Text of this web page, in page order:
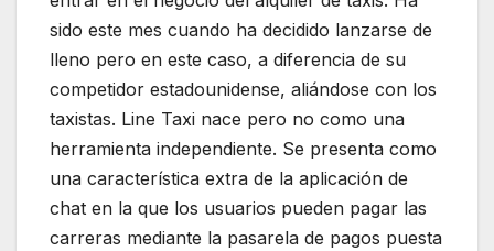
sido este mes cuando ha decidido lanzarse de
lleno pero en este caso, a diferencia de su
competidor estadounidense, aliándose con los
taxistas. Line Taxi nace pero no como una
herramienta independiente. Se presenta como
una característica extra de la aplicación de
chat en la que los usuarios pueden pagar las
carreras mediante la pasarela de pagos puesta